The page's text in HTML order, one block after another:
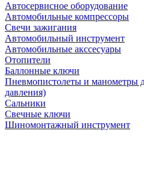
Автосервисное оборудование
Автомобильные компрессоры
Свечи зажигания
Автомобильный инструмент
Автомобильные акссесуары
Отопители
Баллонные ключи
Пневмопистолеты и манометры
давления)
Сальники
Свечные ключи
Шиномонтажный инструмент